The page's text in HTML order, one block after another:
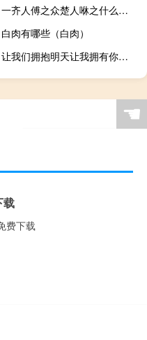
一齐人傅之众楚人咻之什么意思
白肉有哪些（白肉）
让我们拥抱明天让我拥有你真心的（让我们拥抱明天）
☚
载